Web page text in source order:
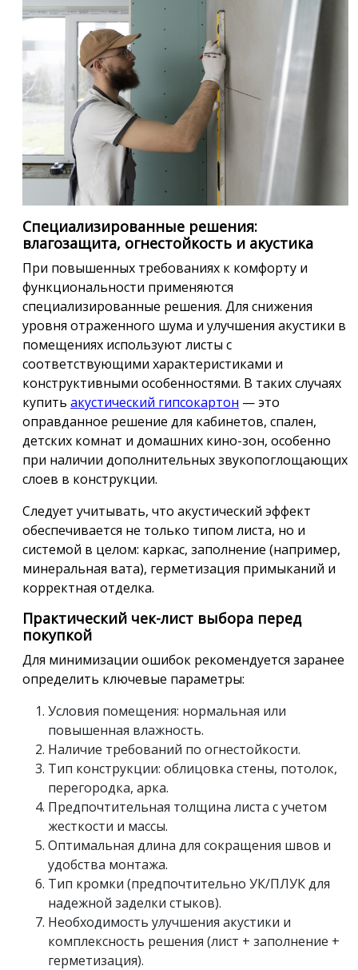
Специализированные решения:
влагозащита, огнестойкость и акустика
При повышенных требованиях к комфорту и
функциональности применяются
специализированные решения. Для снижения
уровня отраженного шума и улучшения акустики в
помещениях используют листы с
соответствующими характеристиками и
конструктивными особенностями. В таких случаях
купить акустический гипсокартон — это
оправданное решение для кабинетов, спален,
детских комнат и домашних кино-зон, особенно
при наличии дополнительных звукопоглощающих
слоев в конструкции.
Следует учитывать, что акустический эффект
обеспечивается не только типом листа, но и
системой в целом: каркас, заполнение (например,
минеральная вата), герметизация примыканий и
корректная отделка.
Практический чек-лист выбора перед
покупкой
Для минимизации ошибок рекомендуется заранее
определить ключевые параметры:
Условия помещения: нормальная или
повышенная влажность.
Наличие требований по огнестойкости.
Тип конструкции: облицовка стены, потолок,
перегородка, арка.
Предпочтительная толщина листа с учетом
жесткости и массы.
Оптимальная длина для сокращения швов и
удобства монтажа.
Тип кромки (предпочтительно УК/ПЛУК для
надежной заделки стыков).
Необходимость улучшения акустики и
комплексность решения (лист + заполнение +
герметизация).